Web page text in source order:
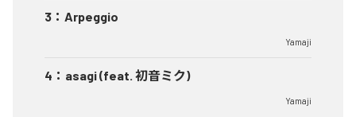
3 ： Arpeggio
Yamaji
4 ： asagi (feat. 初音ミク)
Yamaji